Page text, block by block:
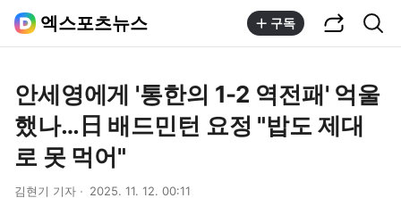
엑스포츠뉴스 구독
안세영에게 '통한의 1-2 역전패' 억울
했나…日 배드민턴 요정 "밥도 제대
로 못 먹어"
김현기 기자 2025. 11. 12. 00:11